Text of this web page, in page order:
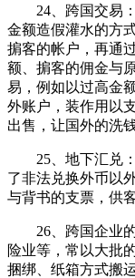
24、跨国交易：
金额造假灌水的方
掮客的帐户，再通
额、掮客的佣金与
易，例如以过高金
外账户，装作用以
出售，让国外的洗
25、地下汇兑：
了非法兑换外币以
与背书的支票，供
26、跨国企业的
险业等，常以大批
捆绑、纸箱方式搬运